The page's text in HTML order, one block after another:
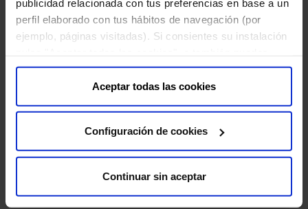
publicidad relacionada con tus preferencias en base a un
perfil elaborado con tus hábitos de navegación (por
ejemplo, páginas visitadas). Si consientes su instalación
configurar tus preferencias pulsando "Configuración de
cookies". Más información en nuestra "Política de
Cookies"
Aceptar todas las cookies
Configuración de cookies
Continuar sin aceptar
con Bella Aurora